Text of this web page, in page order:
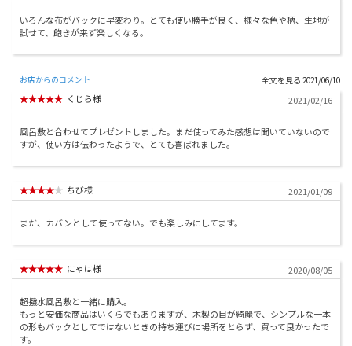
いろんな布がバックに早変わり。とても使い勝手が良く、様々な色や柄、生地が
試せて、飽きが来ず楽しくなる。
お店からのコメント 2021/06/10
くじら様 2021/02/16
風呂敷と合わせてプレゼントしました。まだ使ってみた感想は聞いていないので
すが、使い方は伝わったようで、とても喜ばれました。
ちび様 2021/01/09
まだ、カバンとして使ってない。でも楽しみにしてます。
にゃは様 2020/08/05
超撥水風呂敷と一緒に購入。
もっと安価な商品はいくらでもありますが、木製の目が綺麗で、シンプルな一本
の形もバックとしてではないときの持ち運びに場所をとらず、買って良かったで
す。